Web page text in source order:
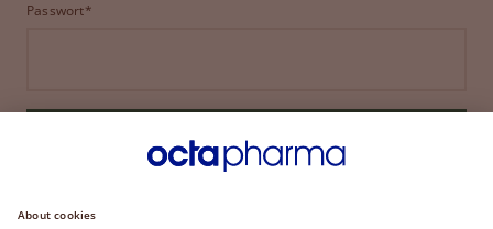
Passwort*
ANMELDEN